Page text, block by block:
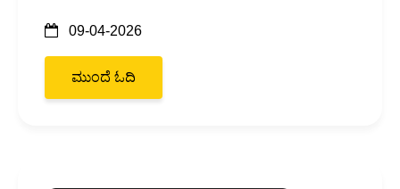
09-04-2026
ಮುಂದೆ ಓದಿ